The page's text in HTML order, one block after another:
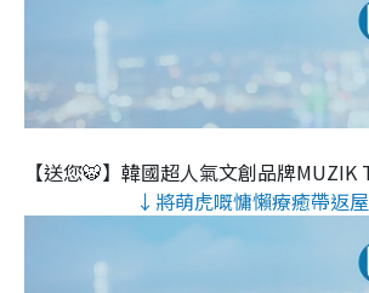
【送您🐯】韓國超人氣文創品牌MUZIK
↓將萌虎嘅慵懶療癒帶返